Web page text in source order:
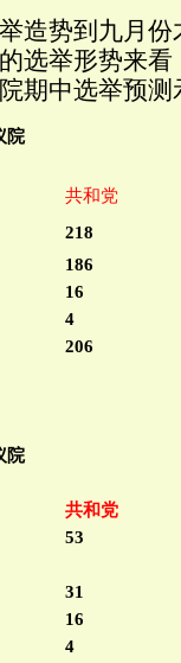
造势到九月
选举形势来
期中选举预测
院
共和党
218
186
16
4
206
院
共和党
53
31
16
4